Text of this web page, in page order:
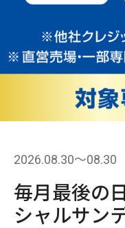
2026.08.30〜08.30
毎月最後の
シャルサン